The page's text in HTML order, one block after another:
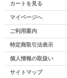
カートを見る
マイページへ
ご利用案内
特定商取引法表示
個人情報の取扱い
サイトマップ